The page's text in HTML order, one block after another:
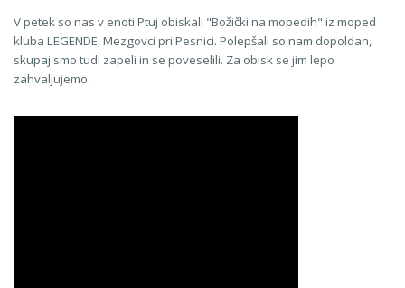
V petek so nas v enoti Ptuj obiskali "Božički na mopedih" iz moped
kluba LEGENDE, Mezgovci pri Pesnici. Polepšali so nam dopoldan,
skupaj smo tudi zapeli in se poveselili. Za obisk se jim lepo
zahvaljujemo.